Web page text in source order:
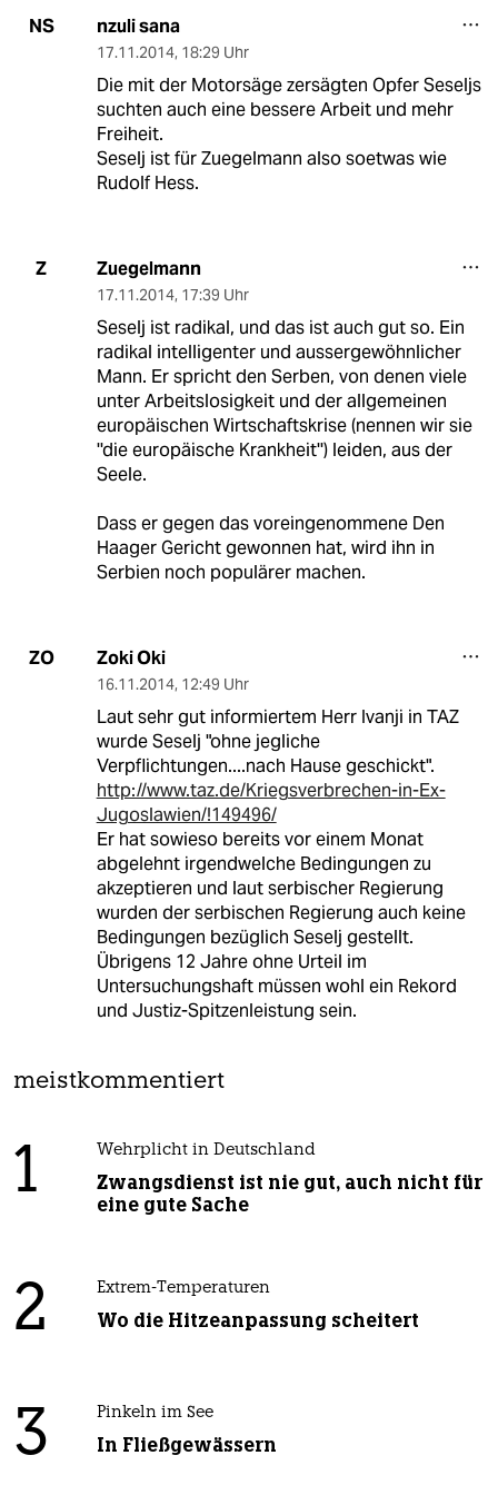
NS nzuli sana
17.11.2014, 18:29 Uhr
Die mit der Motorsäge zersägten Opfer Seseljs
suchten auch eine bessere Arbeit und mehr
Freiheit.
Seselj ist für Zuegelmann also soetwas wie
Rudolf Hess.
Z Zuegelmann
17.11.2014, 17:39 Uhr
Seselj ist radikal, und das ist auch gut so. Ein
radikal intelligenter und aussergewöhnlicher
Mann. Er spricht den Serben, von denen viele
unter Arbeitslosigkeit und der allgemeinen
europäischen Wirtschaftskrise (nennen wir sie
''die europäische Krankheit'') leiden, aus der
Seele.
Dass er gegen das voreingenommene Den
Haager Gericht gewonnen hat, wird ihn in
Serbien noch populärer machen.
ZO Zoki Oki
16.11.2014, 12:49 Uhr
Laut sehr gut informiertem Herr Ivanji in TAZ
wurde Seselj "ohne jegliche
Verpflichtungen....nach Hause geschickt".
http://www.taz.de/Kriegsverbrechen-in-Ex-
Jugoslawien/!149496/
Er hat sowieso bereits vor einem Monat
abgelehnt irgendwelche Bedingungen zu
akzeptieren und laut serbischer Regierung
wurden der serbischen Regierung auch keine
Bedingungen bezüglich Seselj gestellt.
Übrigens 12 Jahre ohne Urteil im
Untersuchungshaft müssen wohl ein Rekord
und Justiz-Spitzenleistung sein.
meistkommentiert
1 Wehrplicht in Deutschland
Zwangsdienst ist nie gut, auch nicht für
eine gute Sache
2 Extrem-Temperaturen
Wo die Hitzeanpassung scheitert
3 Pinkeln im See
In Fließgewässern